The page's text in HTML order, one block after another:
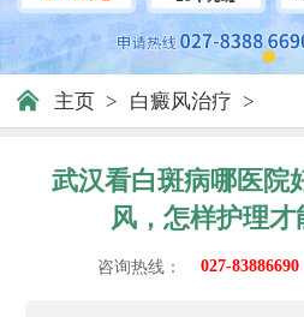
主页 > 白癜风治疗 >
武汉看白斑病哪医院
风，怎样护理
咨询热线： 027-83886690